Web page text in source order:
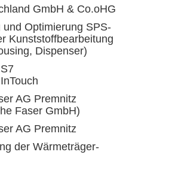
GmbH & Co.oHG
und Optimierung SPS-
Kunststoffbearbeitung
Dispenser)
AG Premnitz
Faser GmbH)
AG Premnitz
der Wärmeträger-